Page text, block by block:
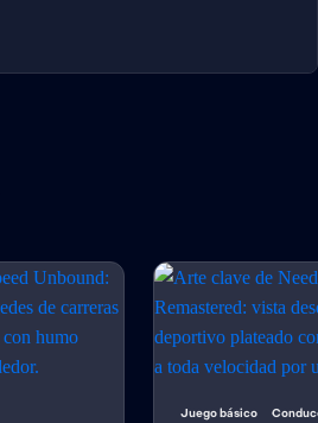
Juego básico